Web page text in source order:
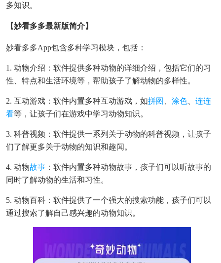
多知识。
【妙看多多最新版简介】
妙看多多app包含多种学习模块，包括：
1. 动物介绍：软件提供多种动物的详细介绍，包括它们的习
性、特点和生活环境等，帮助孩子了解动物的多样性。
2. 互动游戏：软件内置多种互动游戏，如拼图 涂色
连连
看等，让孩子们在游戏中学习动物知识。
3. 科普视频：软件提供一系列关于动物的科普视频，让孩子
们了解更多关于动物的知识和趣闻。
4. 动物故事 ：软件内置多种动物故事，孩子们可以听故事的
同时了解动物的生活和习性。
5. 动物百科：软件提供了一个强大的搜索功能，孩子们可以
通过搜索了解自己感兴趣的动物知识。